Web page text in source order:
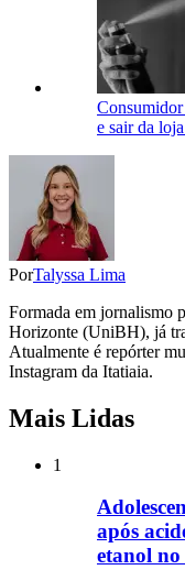
e sair da
PorTalyssa Lima
Formada em jornalismo
Horizonte (UniBH), já
Atualmente é repórter
Instagram da Itatiaia.
Mais Lidas
1
após
etanol